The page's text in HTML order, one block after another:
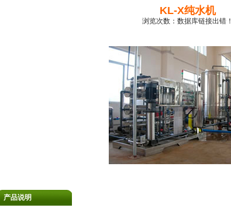
KL-X纯水机
浏览次数： 数据库链接出错！
产品说明